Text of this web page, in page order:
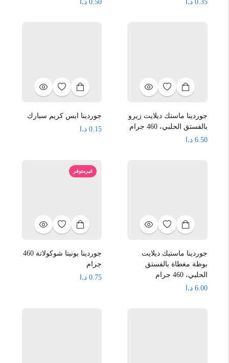
0.35
0.50
جوردينا ماستك ديلايت زيرو
بالفستق الحلبي، 460 جرام
6.50 د.ا
جوردينا ايس كريم سبارك
0.15 د.ا
جوردينا ماستيك ديلايت
بوظة مغطاة بالفستق
الحلبي، 460 جرام
6.00 د.ا
غيرمتوفر
جوردينا بونيتا شوكولاتة 460
جرام
0.75 د.ا